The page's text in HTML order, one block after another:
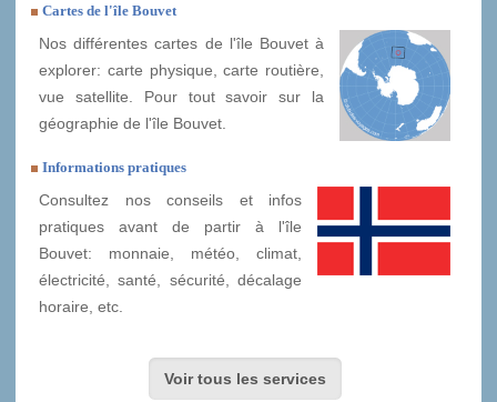
Cartes de l'île Bouvet
Nos différentes cartes de l'île Bouvet à
explorer: carte physique, carte routière,
vue satellite. Pour tout savoir sur la
géographie de l'île Bouvet.
Informations pratiques
Consultez nos conseils et infos
pratiques avant de partir à l'île
Bouvet: monnaie, météo, climat,
électricité, santé, sécurité, décalage
horaire, etc.
Voir tous les services